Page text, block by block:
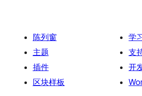
陈列窗
主题
插件
区块样板
学
支
开